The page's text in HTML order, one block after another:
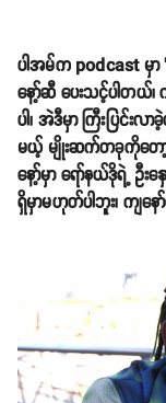
ပါအမ်က podcast မှ
နော့်ဆီ ပေးသင့်ပါတယ်
ပါ၊ အဲဒီမှာ ကြီးပြင်
မယ့် မျိုးဆက်တခုကိုတေ
နော့်မှာ ရော်နယ်ဒိုရဲ့ ဦ
ရှိမှာမဟုတ်ပါဘူး၊ ကျန